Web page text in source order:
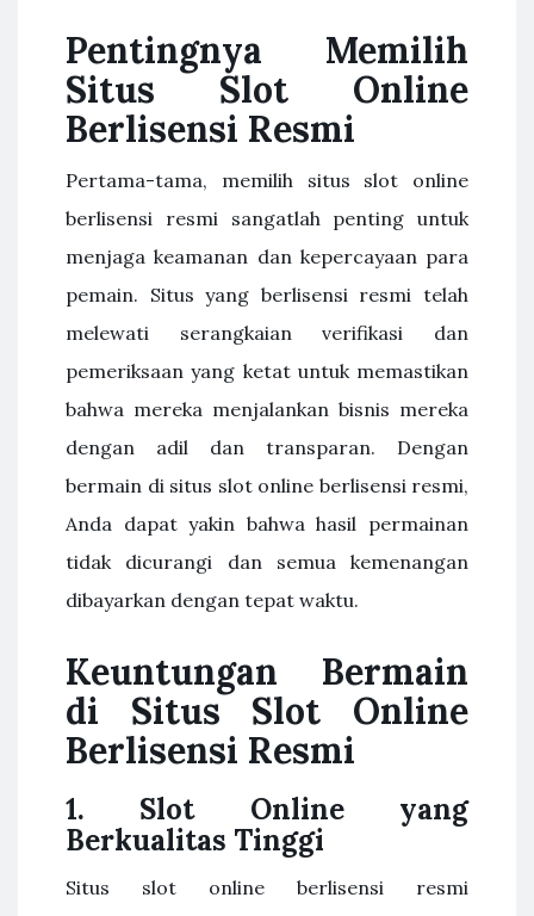
Pentingnya Memilih
Situs Slot Online
Berlisensi Resmi
Pertama-tama, memilih situs slot online
berlisensi resmi sangatlah penting untuk
menjaga keamanan dan kepercayaan para
pemain. Situs yang berlisensi resmi telah
melewati serangkaian verifikasi dan
pemeriksaan yang ketat untuk memastikan
bahwa mereka menjalankan bisnis mereka
dengan adil dan transparan. Dengan
bermain di situs slot online berlisensi resmi,
Anda dapat yakin bahwa hasil permainan
tidak dicurangi dan semua kemenangan
dibayarkan dengan tepat waktu.
Keuntungan Bermain
di Situs Slot Online
Berlisensi Resmi
1. Slot Online yang
Berkualitas Tinggi
Situs slot online berlisensi resmi